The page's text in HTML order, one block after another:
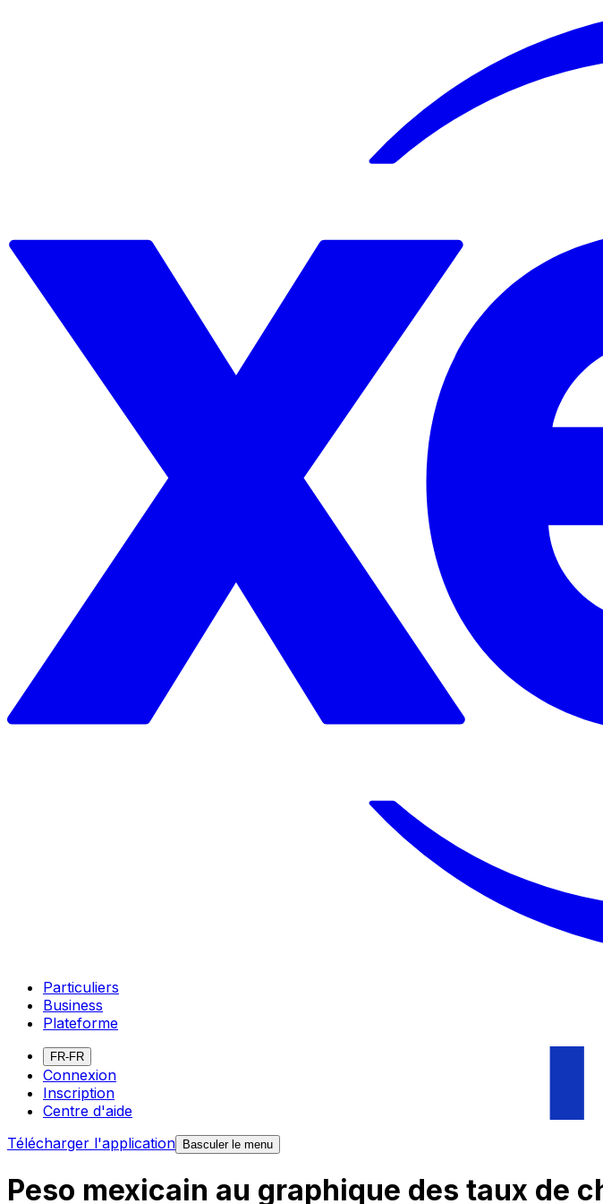
Particuliers
Business
Plateforme
FR-FR
Connexion
Inscription
Centre d'aide
Télécharger l'application Basculer le menu
Peso mexicain au graphique des taux de